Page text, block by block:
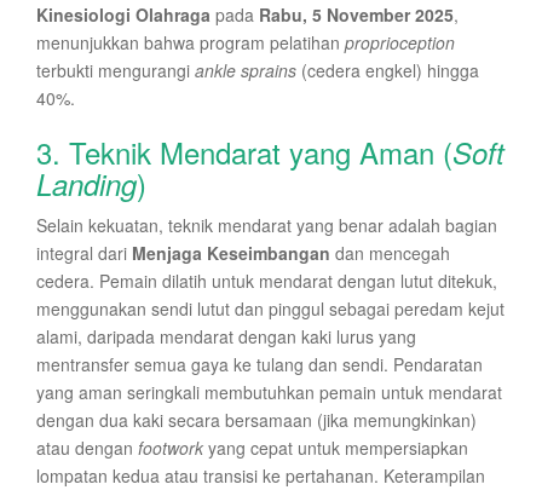
Kinesiologi Olahraga pada Rabu, 5 November 2025,
menunjukkan bahwa program pelatihan proprioception
terbukti mengurangi ankle sprains (cedera engkel) hingga
40%.
3. Teknik Mendarat yang Aman (Soft
Landing)
Selain kekuatan, teknik mendarat yang benar adalah bagian
integral dari Menjaga Keseimbangan dan mencegah
cedera. Pemain dilatih untuk mendarat dengan lutut ditekuk,
menggunakan sendi lutut dan pinggul sebagai peredam kejut
alami, daripada mendarat dengan kaki lurus yang
mentransfer semua gaya ke tulang dan sendi. Pendaratan
yang aman seringkali membutuhkan pemain untuk mendarat
dengan dua kaki secara bersamaan (jika memungkinkan)
atau dengan footwork yang cepat untuk mempersiapkan
lompatan kedua atau transisi ke pertahanan. Keterampilan